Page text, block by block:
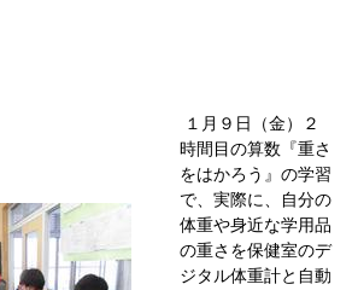
１月９日（金）２
時間目の算数『重さ
をはかろう』の学習
で、実際に、自分の
体重や身近な学用品
の重さを保健室のデ
ジタル体重計と自動